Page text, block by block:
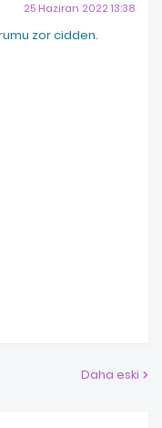
25 Haziran 2022 13:38
zor cidden.
Daha eski